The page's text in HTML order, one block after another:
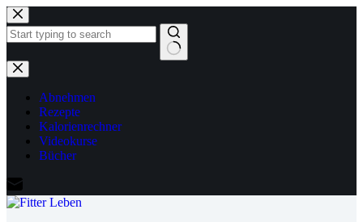
Zum
Inhalt
springen
Keine
Ergebnisse
Abnehmen
Rezepte
Kalorienrechner
Videokurse
Bücher